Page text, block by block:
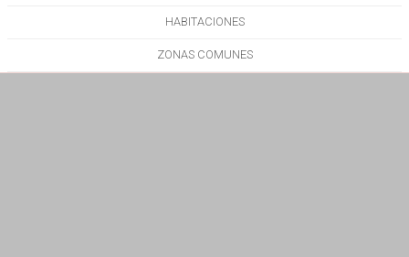
HABITACIONES
ZONAS COMUNES